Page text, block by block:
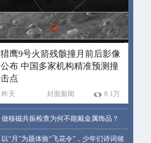
猎鹰9号火箭残骸撞月前后影像
公布 中国多家机构精准预测撞
击点
昨天 封面新闻 8.1万
做核磁共振检查为何不能戴金属饰品？
以“月”为题体验“飞花令”，少年们诗词储